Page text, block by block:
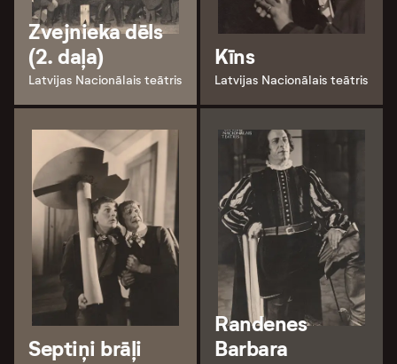
Zvejnieka dēls
(2. daļa)
Latvijas Nacionālais teātris
Kīns
Latvijas Nacionālais teātris
Septiņi brāļi
Randenes
Barbara